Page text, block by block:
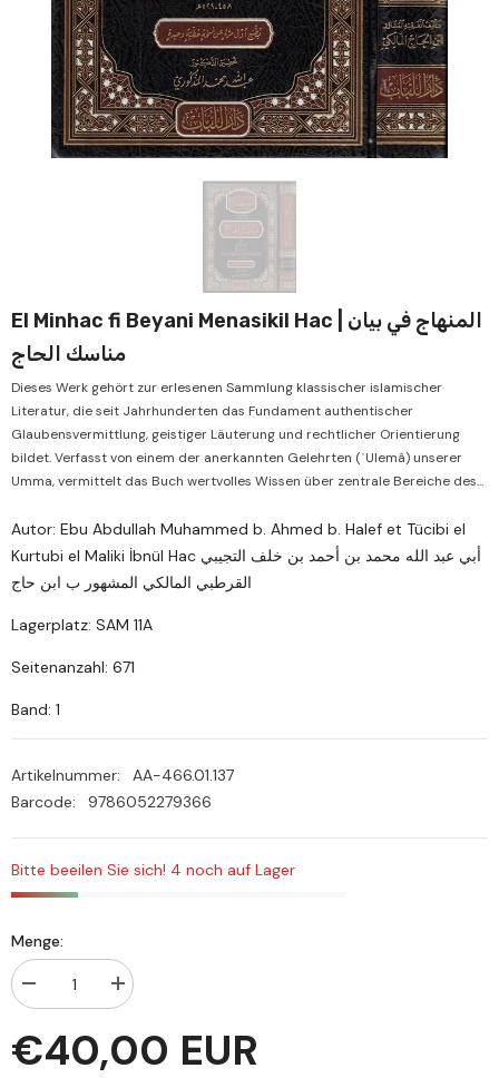
El Minhac fi Beyani Menasikil Hac | المنهاج في بيان
مناسك الحاج
Dieses Werk gehört zur erlesenen Sammlung klassischer islamischer
Literatur, die seit Jahrhunderten das Fundament authentischer
Glaubensvermittlung, geistiger Läuterung und rechtlicher Orientierung
bildet. Verfasst von einem der anerkannten Gelehrten (ʿUlemâ) unserer
Umma, vermittelt das Buch wertvolles Wissen über zentrale Bereiche des...
Autor: Ebu Abdullah Muhammed b. Ahmed b. Halef et Tücibi el
Kurtubi el Maliki İbnül Hac أبي عبد الله محمد بن أحمد بن خلف التجيبي
القرطبي المالكي المشهور ب ابن حاج
Lagerplatz: SAM 11A
Seitenanzahl: 671
Band: 1
Artikelnummer:
AA-466.01.137
Barcode:
9786052279366
Bitte beeilen Sie sich! 4 noch auf Lager
Menge:
verringern
El
Minhac
Menge
erhöhen
El
Minhac
€40,00 EUR